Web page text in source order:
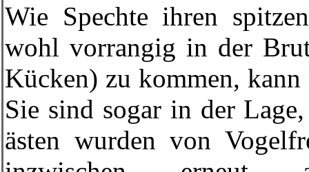
Wie Spechte ihren
wohl vorrangig in der
Kücken) zu kommen,
Sie sind sogar in der
ästen wurden von